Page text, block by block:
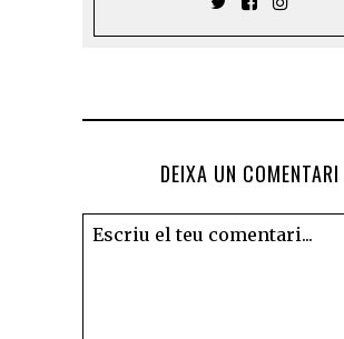
DEIXA UN COMENTARI